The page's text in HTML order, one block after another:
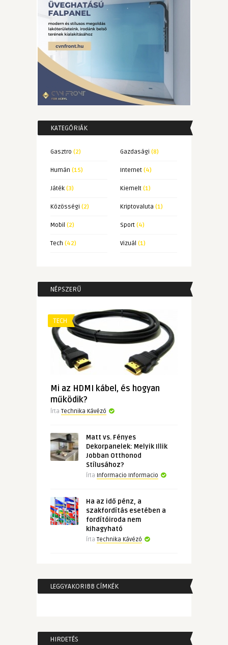
KATEGÓRIÁK
Gasztro (2) Gazdasági (8)
Humán (15) Internet(4)
Játék(3) Kiemelt(1)
Közösségi (2) Kriptovaluta (1)
Mobil (2) Sport(4)
Tech (42) Vizuál (1)
NÉPSZERŰ
TECH
Mi az HDMI kábel, és hogyan
működik?
Írta Technika Kávézó
Matt vs. Fényes
Dekorpanelek: Melyik Illik
Jobban Otthonod
Stílusához?
Írta Informacio Informacio
Ha az idő pénz, a
szakfordítás esetében a
fordítóiroda nem
kihagyható
Írta Technika Kávézó
LEGGYAKORIBB CÍMKÉK
HIRDETÉS